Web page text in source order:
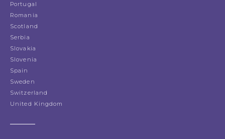
Portugal
Romania
Scotland
Serbia
Slovakia
Slovenia
Spain
Sweden
Switzerland
United Kingdom